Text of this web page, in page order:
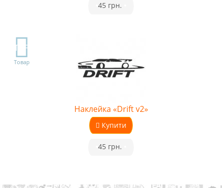
45 грн.
TOP
Товар
Наклейка «Drift v2»
Купити
45 грн.